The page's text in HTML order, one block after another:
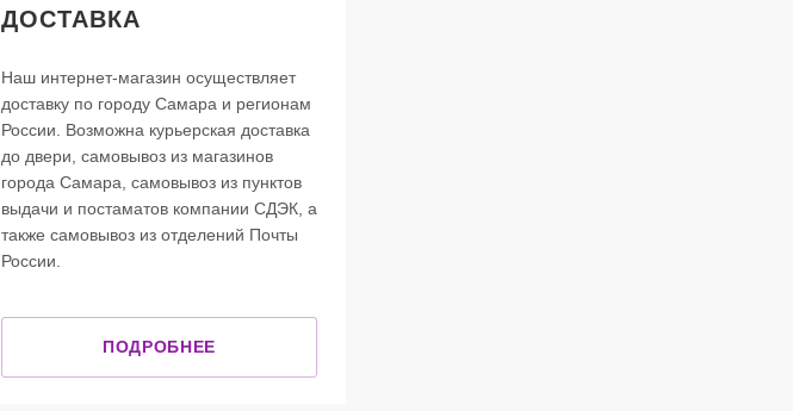
ДОСТАВКА
Наш интернет-магазин осуществляет
доставку по городу Самара и регионам
России. Возможна курьерская доставка
до двери, самовывоз из магазинов
города Самара, самовывоз из пунктов
выдачи и постаматов компании СДЭК, а
также самовывоз из отделений Почты
России.
ПОДРОБНЕЕ